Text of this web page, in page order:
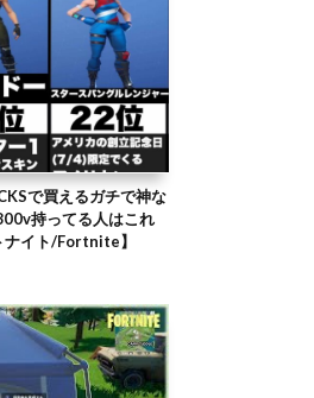
で買えるガチで神な
持ってる人はこれ
ナイト/Fortnite】